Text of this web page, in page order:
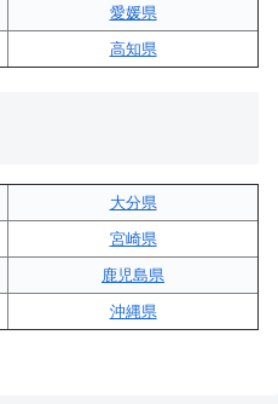
愛媛県
高知県
大分県
宮崎県
鹿児島県
沖縄県